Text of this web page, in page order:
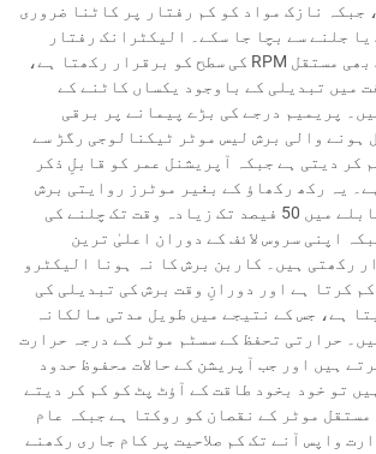
جبکہ نازک مواد کو کم رفتار پر کاٹنا ضروری
یا جلنے سے بچا جا سکے۔ الیکٹرانک رفتار
کنٹرول لوڈ کے تحت بھی مستقل RPM کی سطح کو برقرار رکھتا ہے،
میں تبدیلی کے باوجود یکساں کاٹنے کے
پریمیم درجے کی بڑے پیمانے پر برقی
ہونے والی برش لیس موٹر ٹیکنالوجی رگڑ سے
کر دیتی ہے جبکہ آپریشنل عمر کو قابلِ ذکر
یہ رکھ رکھاؤ کے بغیر موٹرز روایتی برش
والے ڈیزائن کے مقابلے میں 50 فیصد تک زیادہ وقت تک چلنے کی
اپنی سروس لائف کے دوران اعلیٰ ترین
رکھتی ہیں۔ کاربن برش کا نہ ہونا الیکٹرو
کرتا ہے اور دورانِ وقت برش کی تبدیلی کی
ہے، جس کے نتیجے میں طویل مدتی مالکانہ
حرارتی تحفظ کے سسٹم موٹر کے درجہ حرارت
ہیں اور جب آپریشن کے حالات محفوظ حدود
تو خود بخود طاقت کے آؤٹ پٹ کو کم کر دیتے
مستقل موٹر کے نقصان کو روکتا ہے جبکہ عام
واپس آنے تک کم صلاحیت پر کام جاری رکھنے